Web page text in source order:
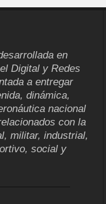
en
Digital y Redes
a entregar
dinámica,
nacional
con la
militar, industrial,
social y